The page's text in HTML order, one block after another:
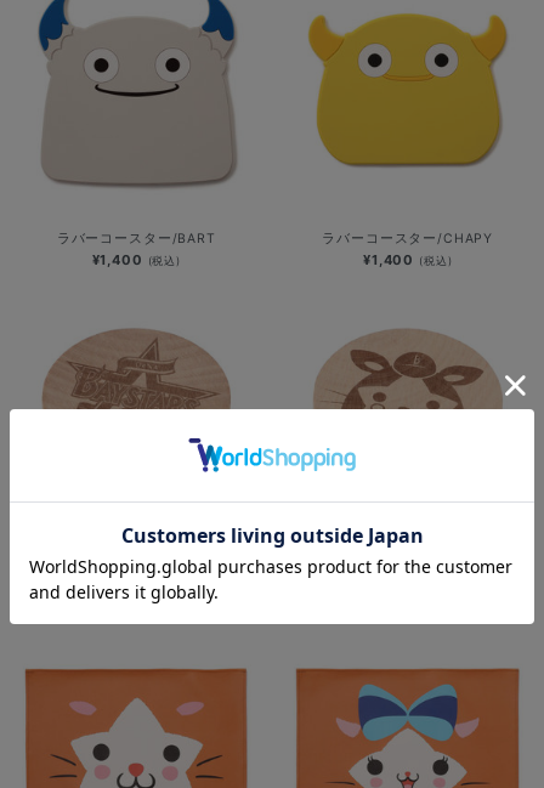
ラバーコースター/BART
¥1,400 (税込)
ラバーコースター/CHAPY
¥1,400 (税込)
木製栓抜きマグネット/プライマリー
¥800 (税込)
木製栓抜きマグネット/DB.スターマ